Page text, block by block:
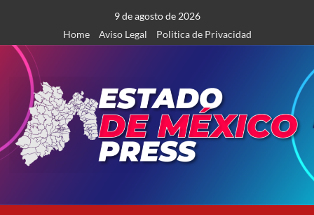
contenido
9 de agosto de 2026
Home
Aviso Legal Politica de Privacidad